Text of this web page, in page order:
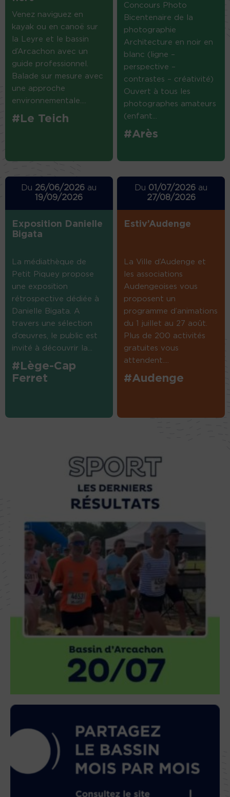
Venez naviguez en
kayak ou en canoë sur
la Leyre et le bassin
d’Arcachon avec un
guide professionnel.
Balade sur mesure avec
une approche
environnementale....
#Le Teich
Concours Photo
Bicentenaire de la
photographie
Architecture en noir en
blanc (ligne –
perspective –
contrastes – créativité)
Ouvert à tous les
photographes amateurs
(enfant...
#Arès
Du 26/06/2026 au
19/09/2026
Exposition Danielle
Bigata
La médiathèque de
Petit Piquey propose
une exposition
rétrospective dédiée à
Danielle Bigata. A
travers une sélection
d’œuvres, le public est
invité à découvrir la...
#Lège-Cap
Ferret
Du 01/07/2026 au
27/08/2026
Estiv’Audenge
La Ville d’Audenge et
les associations
Audengeoises vous
proposent un
programme d’animations
du 1 juillet au 27 août.
Plus de 200 activités
gratuites vous
attendent....
#Audenge